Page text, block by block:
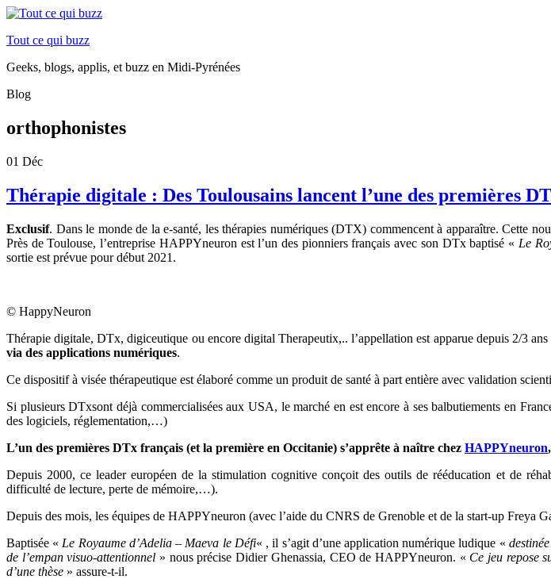
Tout ce qui buzz
Geeks, blogs, applis, et buzz en Midi-Pyrénées
Blog
orthophonistes
01 Déc
Thérapie digitale : Des Toulousains lancent l’une des premières
Exclusif. Dans le monde de la e-santé, les thérapies numériques (DTX) commencent à apparaître. Cette
Près de Toulouse, l’entreprise HAPPYneuron est l’un des pionniers français avec son DTx baptisé « Le
sortie est prévue pour début 2021.
© HappyNeuron
Thérapie digitale, DTx, digiceutique ou encore digital Therapeutix,.. l’appellation est apparue depuis 2/3
via des applications numériques.
Ce dispositif à visée thérapeutique est élaboré comme un produit de santé à part entière avec validation
Si plusieursDTxsont déjà commercialisées aux USA, le marché en est encore à ses balbutiements en
des logiciels, réglementation,…)
L’un des premières DTx français (et la première en Occitanie) s’apprête à naître chez HAPPYneuron
Depuis 2000, ce leader européen de la stimulation cognitive conçoit des outils de rééducation et de
difficulté de lecture, perte de mémoire,…).
Depuis des mois, les équipes de HAPPYneuron (avec l’aide du CNRS de Grenoble et de la start-up Freya
Baptisée « Le Royaume d’Adelia – Maeva le Défi« , il s’agit d’une application numérique ludique «
de l’empan visuo-attentionnel » nous précise Didier Ghenassia, CEO de HAPPYneuron. « Ce jeu repose
d’une thèse » assure-t-il.